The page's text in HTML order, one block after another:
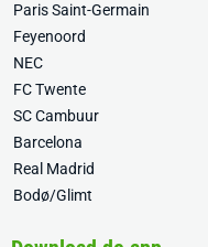
Paris Saint-Germain
Feyenoord
NEC
FC Twente
SC Cambuur
Barcelona
Real Madrid
Bodø/Glimt